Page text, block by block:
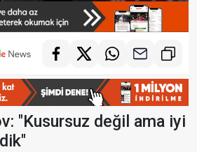
"Kusursuz değil ama iyi